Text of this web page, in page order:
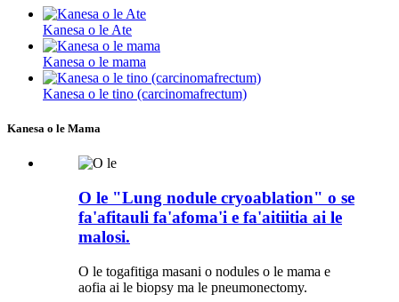
Kanesa o le Ate
Kanesa o le mama
Kanesa o le tino (carcinomafrectum)
Kanesa o le Mama
O le "Lung nodule cryoablation" o se
fa'afitauli fa'afoma'i e fa'aitiitia ai le
malosi.
O le togafitiga masani o nodules o le mama e
aofia ai le biopsy ma le pneumonectomy.